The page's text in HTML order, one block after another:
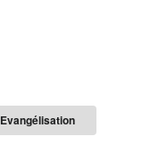
Evangélisation